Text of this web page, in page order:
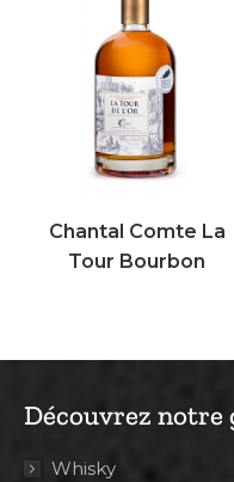
Chantal Comte La
Tour Bourbon
Découvrez notre
Whisky